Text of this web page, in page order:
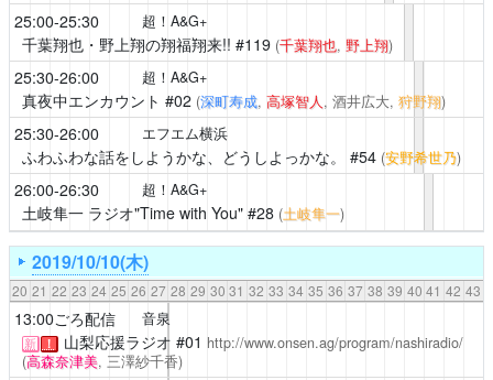
25:00-25:30 超！A&G+
千葉翔也・野上翔の翔福翔来!! #119 (千葉翔也, 野上翔)
25:30-26:00 超！A&G+
真夜中エンカウント #02 (深町寿成, 高塚智人, 酒井広大, 狩野翔)
25:30-26:00 エフエム横浜
ふわふわな話をしようかな、どうしよっかな。 #54 (安野希世乃)
26:00-26:30 超！A&G+
土岐隼一 ラジオ"Time with You"#28 (土岐隼一)
2019/10/10(木)
20 21 22 23 24 25 26 27 28 29 30 31 32 33 34 35 36 37 38 39 40 41 42 43
13:00ごろ配信 音泉
新 ！ 山梨応援ラジオ #01 http://www.onsen.ag/program/nashiradio/
(高森奈津美, 三澤紗千香)